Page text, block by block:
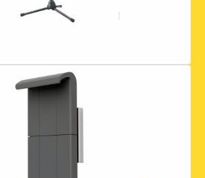
K&M 19775 Tablet-PC-Stativ Biobased
Folgen Sie uns auf